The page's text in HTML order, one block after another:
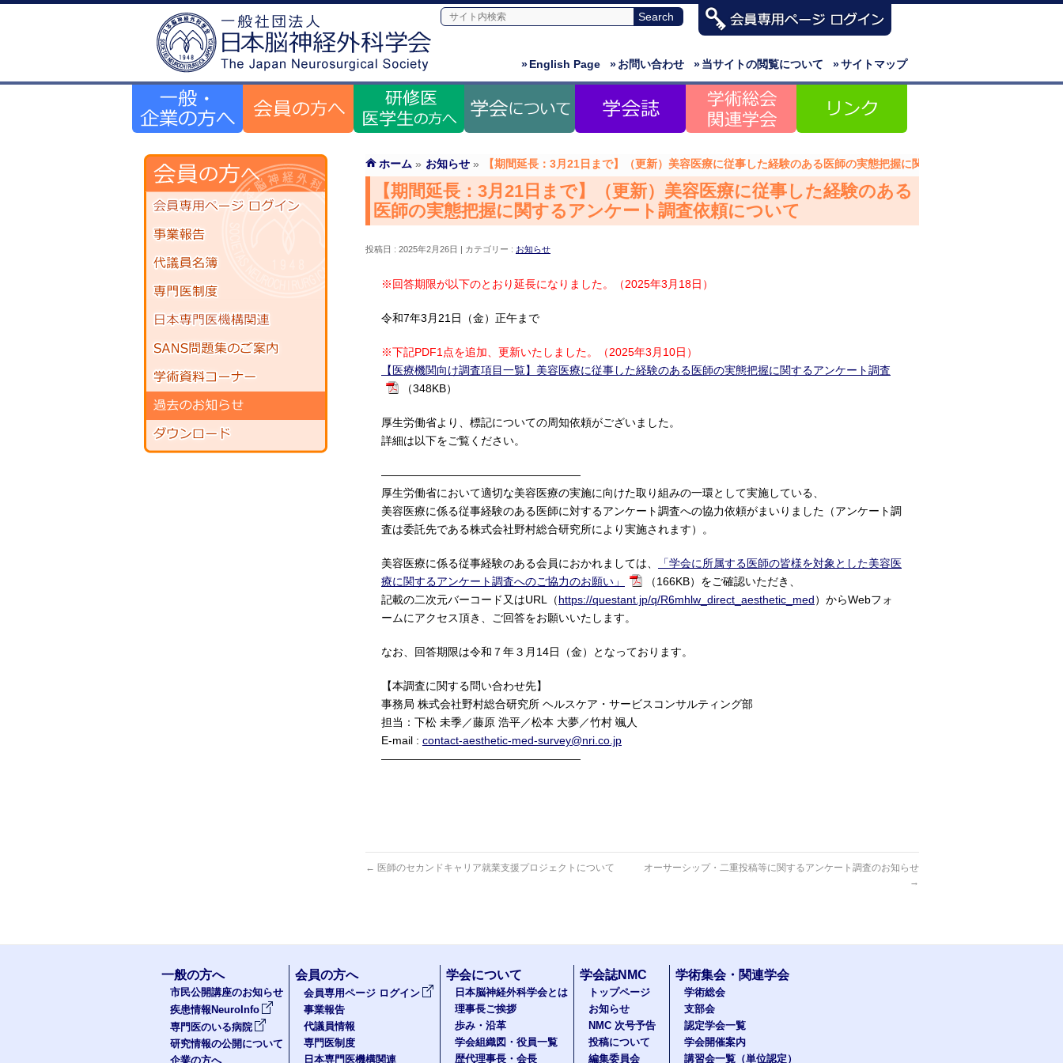
»サイトマップ
»当サイトの閲覧について
»お問い合わせ
»English Page
ホーム » お知らせ » 【期間延長：3月21日まで】（更新）美容医療に従事した経験のある医師の実態把握に関するアンケート調査依頼に
【期間延長：3月21日まで】（更新）美容医療に従事した経験のある
医師の実態把握に関するアンケート調査依頼について
投稿日 : 2025年2月26日 カテゴリー : お知らせ
※回答期限が以下のとおり延長になりました。（2025年3月18日）
令和7年3月21日（金）正午まで
※下記PDF1点を追加、更新いたしました。（2025年3月10日）
【医療機関向け調査項目一覧】美容医療に従事した経験のある医師の実態把握に関するアンケート調査
（348KB）
厚生労働省より、標記についての周知依頼がございました。
詳細は以下をご覧ください。
——————————————————
厚生労働省において適切な美容医療の実施に向けた取り組みの一環として実施している、
美容医療に係る従事経験のある医師に対するアンケート調査への協力依頼がまいりました（アンケート調
査は委託先である株式会社野村総合研究所により実施されます）。
美容医療に係る従事経験のある会員におかれましては、
「学会に所属する医師の皆様を対象とした美容医
療に関するアンケート調査へのご協力のお願い」
（166KB）をご確認いただき、
記載の二次元バーコード又はURL（https://questant.jp/q/R6mhlw_direct_aesthetic_med）からWebフォ
ームにアクセス頂き、ご回答をお願いいたします。
なお、回答期限は令和７年３月14日（金）となっております。
【本調査に関する問い合わせ先】
事務局 株式会社野村総合研究所 ヘルスケア・サービスコンサルティング部
担当：下松 未季／藤原 浩平／松本 大夢／竹村 颯人
E-mail : contact-aesthetic-med-survey@nri.co.jp
——————————————————
← 医師のセカンドキャリア就業支援プロジェクトについて
オーサーシップ・二重投稿等に関するアンケート調査のお知らせ
→
一般の方へ
市民公開講座のお知らせ
疾患情報NeuroInfo
専門医のいる病院
研究情報の公開について
企業の方へ
会員の方へ
会員専用ページ ログイン
事業報告
代議員情報
専門医制度
日本専門医機構関連
学会について
日本脳神経外科学会とは
理事長ご挨拶
歩み・沿革
学会組織図・役員一覧
歴代理事長・会長
学会誌NMC
トップページ
お知らせ
NMC 次号予告
投稿について
編集委員会
学術集会・関連学会
学術総会
支部会
認定学会一覧
学会開催案内
講習会一覧（単位認定）